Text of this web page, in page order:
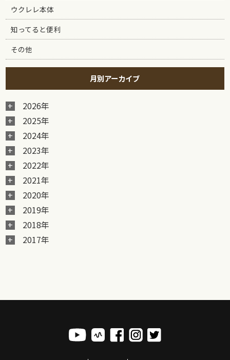
ウクレレ本体
知ってると便利
その他
月別アーカイブ
2026年
2025年
2024年
2023年
2022年
2021年
2020年
2019年
2018年
2017年